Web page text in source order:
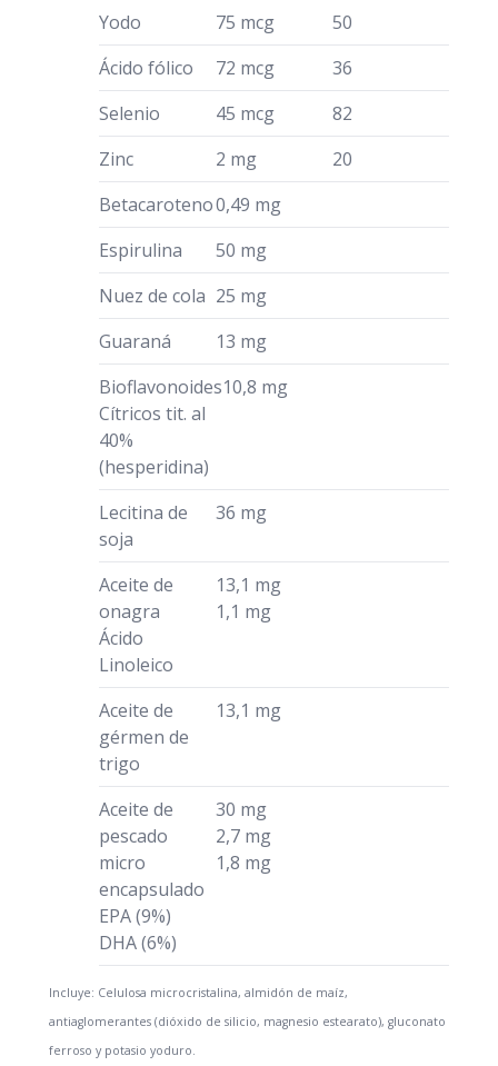
Yodo 75 mcg
50
Ácido fólico
72 mcg
36
Selenio
45 mcg
82
Zinc
2 mg
20
Betacaroteno0,49 mg
Espirulina
50 mg
Nuez de cola 25 mg
Guaraná
13 mg
Bioflavonoides
Cítricos tit. al
40%
(hesperidina)
10,8 mg
Lecitina de
soja
36 mg
Aceite de
onagra
Ácido
Linoleico
13,1 mg
1,1 mg
Aceite de
gérmen de
trigo
13,1 mg
Aceite de
pescado
micro
encapsulado
EPA (9%)
DHA (6%)
30 mg
2,7 mg
1,8 mg
Incluye: Celulosa microcristalina, almidón de maíz,
antiaglomerantes (dióxido de silicio, magnesio estearato), gluconato
ferroso y potasio yoduro.